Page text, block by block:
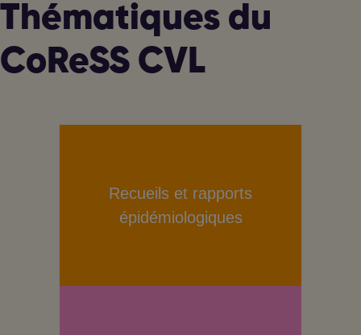
Thématiques du
CoReSS CVL
Recueils et rapports
épidémiologiques